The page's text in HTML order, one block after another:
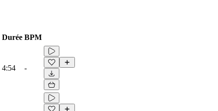
Durée BPM
4:54 -